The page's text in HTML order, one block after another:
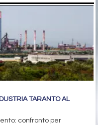
TARANTO AL
confronto per